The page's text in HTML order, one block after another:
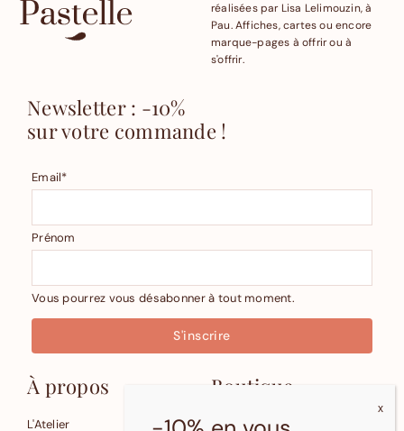
réalisées par Lisa Lelimouzin, à
Pau. Affiches, cartes ou encore
marque-pages à offrir ou à
s'offrir.
Newsletter : -10%
sur votre commande !
Email*
Prénom
Vous pourrez vous désabonner à tout moment.
À propos
L'Atelier
Boutique
Affiches